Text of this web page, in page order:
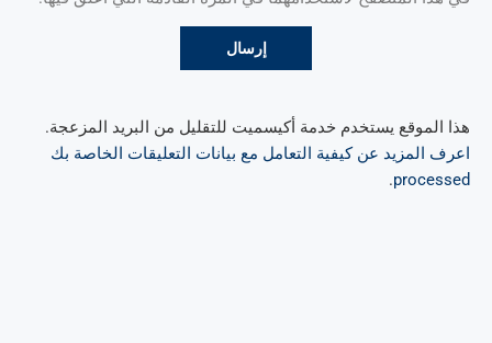
هذا الموقع يستخدم خدمة أكيسميت للتقليل من البريد المزعجة.
اعرف المزيد عن كيفية التعامل مع بيانات التعليقات الخاصة بك
processed
.